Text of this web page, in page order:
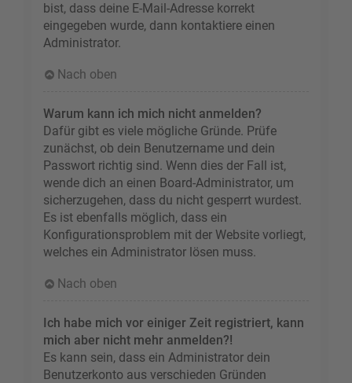
bist, dass deine E-Mail-Adresse korrekt
eingegeben wurde, dann kontaktiere einen
Administrator.
Nach oben
Warum kann ich mich nicht anmelden?
Dafür gibt es viele mögliche Gründe. Prüfe
zunächst, ob dein Benutzername und dein
Passwort richtig sind. Wenn dies der Fall ist,
wende dich an einen Board-Administrator, um
sicherzugehen, dass du nicht gesperrt wurdest.
Es ist ebenfalls möglich, dass ein
Konfigurationsproblem mit der Website vorliegt,
welches ein Administrator lösen muss.
Nach oben
Ich habe mich vor einiger Zeit registriert, kann
mich aber nicht mehr anmelden?!
Es kann sein, dass ein Administrator dein
Benutzerkonto aus verschieden Gründen